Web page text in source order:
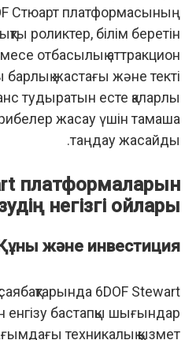
Стюарт платформасының
роликтер, білім беретін
отбасылық аттракцион
жастағы және текті
тудыратын есте қаларлық
жасау үшін тамаша
таңдау жасайды.
платформаларын
негізгі ойлары
және инвестиция
6DOF Stewart
бастапқы шығындар
техникалық қызмет